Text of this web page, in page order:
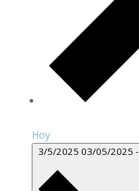
Hoy
3/5/202503/05/2025-